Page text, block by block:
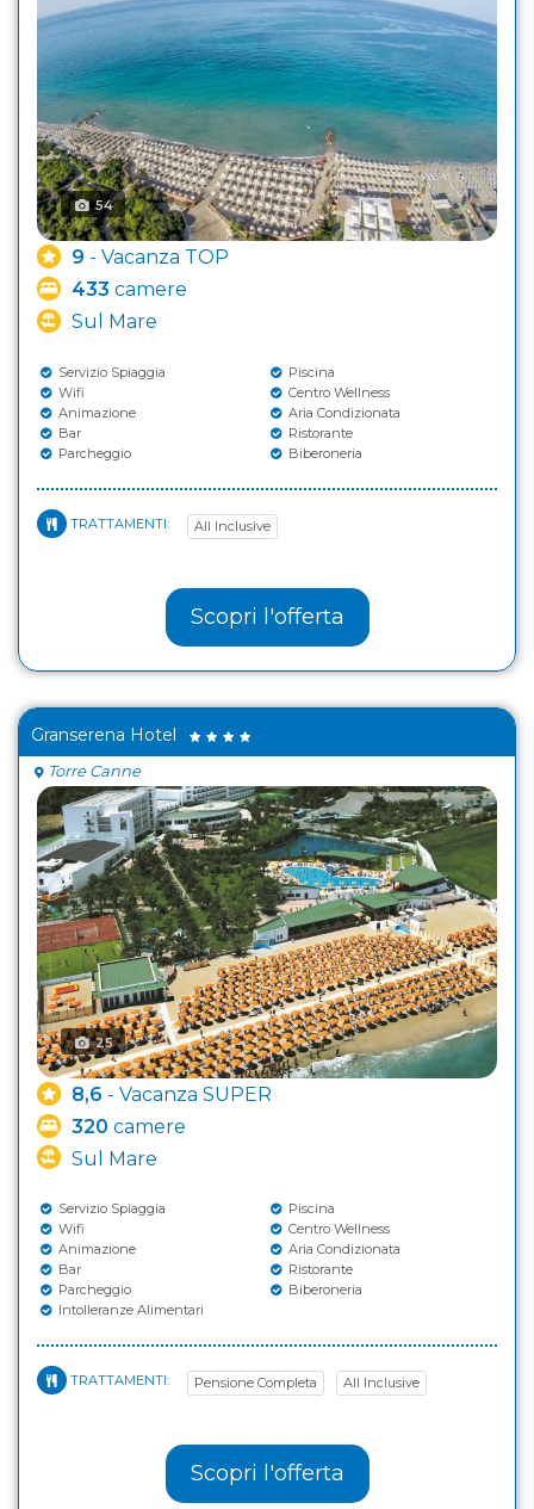
54
9 - Vacanza TOP
433 camere
Sul Mare
Servizio Spiaggia
Piscina
Wifi
Centro Wellness
Animazione
Aria Condizionata
Bar
Ristorante
Parcheggio
Biberoneria
TRATTAMENTI: All Inclusive
Scopri l'offerta
Granserena Hotel
Torre Canne
25
8,6 - Vacanza SUPER
320 camere
Sul Mare
Servizio Spiaggia
Piscina
Wifi
Centro Wellness
Animazione
Aria Condizionata
Bar
Ristorante
Parcheggio
Biberoneria
Intolleranze Alimentari
TRATTAMENTI: Pensione Completa All Inclusive
Scopri l'offerta